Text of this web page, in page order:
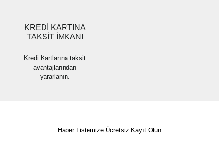
KREDİ KARTINA
TAKSİT İMKANI
Kredi Kartlarına taksit
avantajlarından
yararlanın.
Haber Listemize Ücretsiz Kayıt Olun